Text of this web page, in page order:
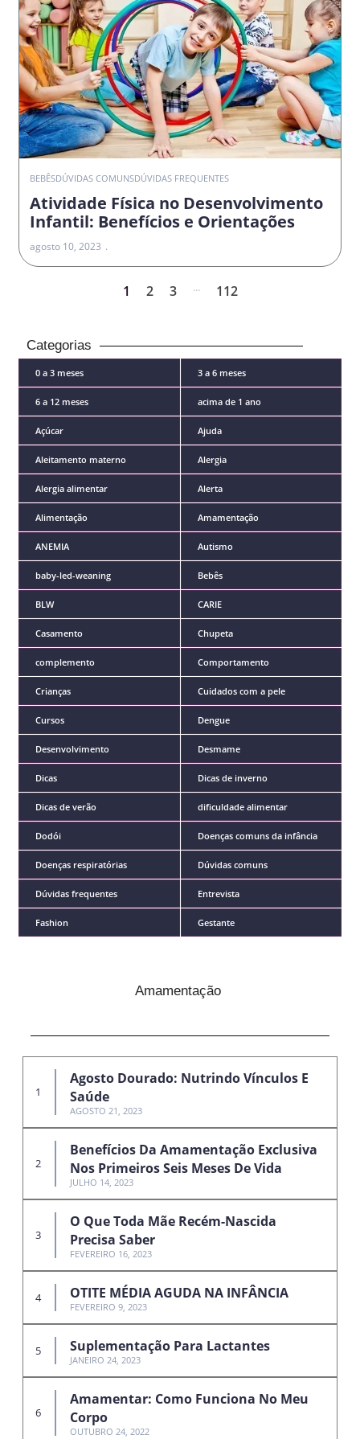
BEBÊSDÚVIDAS COMUNSDÚVIDAS FREQUENTES
Atividade Física no Desenvolvimento
Infantil: Benefícios e Orientações
agosto 10, 2023
1 2 3 ... 112
Categorias
0 a 3 meses 3 a 6 meses
6 a 12 meses acima de 1 ano
Açúcar Ajuda
Aleitamento materno Alergia
Alergia alimentar Alerta
Alimentação Amamentação
ANEMIA Autismo
baby-led-weaning Bebês
BLW CARIE
Casamento Chupeta
complemento Comportamento
Crianças Cuidados com a pele
Cursos Dengue
Desenvolvimento Desmame
Dicas Dicas de inverno
Dicas de verão dificuldade alimentar
Dodói Doenças comuns da infância
Doenças respiratórias Dúvidas comuns
Dúvidas frequentes Entrevista
Fashion Gestante
Amamentação
Agosto Dourado: Nutrindo Vínculos E
Saúde
AGOSTO 21, 2023
Benefícios Da Amamentação Exclusiva
Nos Primeiros Seis Meses De Vida
JULHO 14, 2023
O Que Toda Mãe Recém-Nascida
Precisa Saber
FEVEREIRO 16, 2023
OTITE MÉDIA AGUDA NA INFÂNCIA
FEVEREIRO 9, 2023
Suplementação Para Lactantes
JANEIRO 24, 2023
Amamentar: Como Funciona No Meu
Corpo
OUTUBRO 24, 2022